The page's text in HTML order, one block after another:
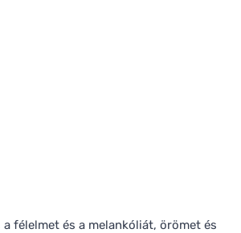
félelmet és a melankóliát, örömet és